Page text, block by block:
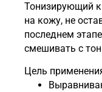
Тонизирующий
на кожу, не
последнем
смешивать с
Цель